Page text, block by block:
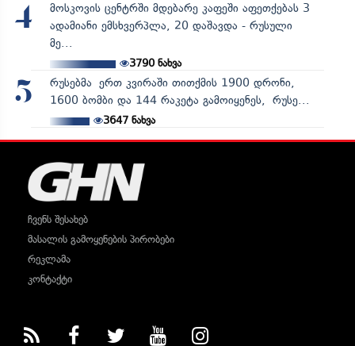
4
მოსკოვის ცენტრში მდებარე კაფეში აფეთქებას 3
ადამიანი ემსხვერპლა, 20 დაშავდა - რუსული
მე...
3790ნახვა
5
რუსებმა ერთ კვირაში თითქმის 1900 დრონი,
1600 ბომბი და 144 რაკეტა გამოიყენეს, რუსე...
3647ნახვა
ჩვენს შესახებ
მასალის გამოყენების პირობები
რეკლამა
კონტაქტი